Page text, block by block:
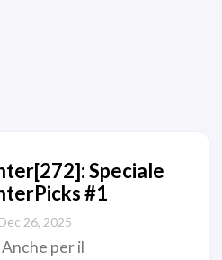
Speciale
#1
Dec 26, 2025
per il